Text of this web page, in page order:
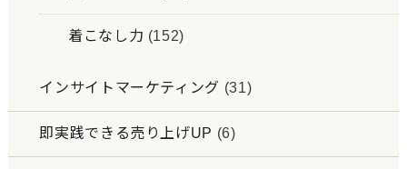
着こなし力 (152)
インサイトマーケティング (31)
即実践できる売り上げUP (6)